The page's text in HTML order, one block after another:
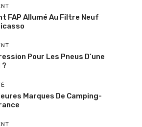
FAP Allumé Au Filtre Neuf
Pour Les Pneus D’une
?
Marques De Camping-